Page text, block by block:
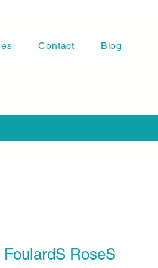
Contact Blog
FoulardS RoseS